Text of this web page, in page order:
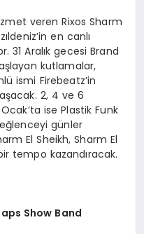
veren Rixos Sharm
en canlı
31 Aralık gecesi Brand
kutlamalar,
ismi Firebeatz’in
2, 4 ve 6
ise Plastik Funk
günler
El Sheikh, Sharm El
tempo kazandıracak.
Show Band